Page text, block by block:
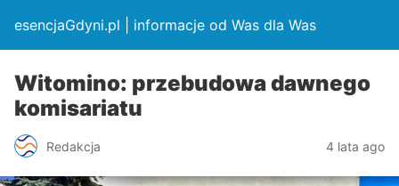
esencjaGdyni.pl | informacje od Was dla Was
Witomino: przebudowa dawnego
komisariatu
Redakcja 4 lata ago